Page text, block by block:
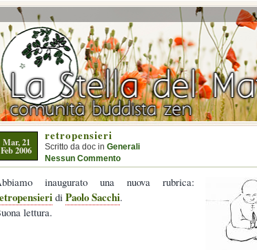
Mar, 21
Feb 2006
retropensieri
Scritto da doc in Generali
Nessun Commento
inaugurato una nuova rubrica:
di Paolo Sacchi.
lettura.